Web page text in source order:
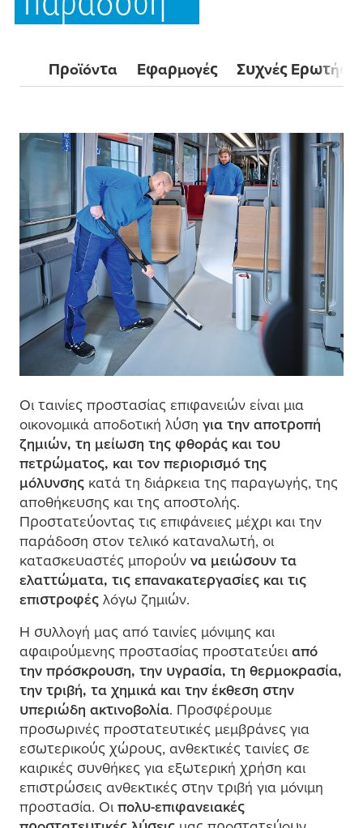
Προϊόντα Εφαρμογές Συχνές
Οι ταινίες προστασίας επιφανειών είναι μια
οικονομικά αποδοτική λύση για την αποτροπή
ζημιών, τη μείωση της φθοράς και του
πετρώματος, και τον περιορισμό της
μόλυνσης κατά τη διάρκεια της παραγωγής, της
αποθήκευσης και της αποστολής.
Προστατεύοντας τις επιφάνειες μέχρι και την
παράδοση στον τελικό καταναλωτή, οι
κατασκευαστές μπορούν να μειώσουν τα
ελαττώματα, τις επανακατεργασίες και τις
επιστροφές λόγω ζημιών.
Η συλλογή μας από ταινίες μόνιμης και
αφαιρούμενης προστασίας προστατεύει από
την πρόσκρουση, την υγρασία, τη θερμοκρασία,
την τριβή, τα χημικά και την έκθεση στην
υπεριώδη ακτινοβολία. Προσφέρουμε
προσωρινές προστατευτικές μεμβράνες για
εσωτερικούς χώρους, ανθεκτικές ταινίες σε
καιρικές συνθήκες για εξωτερική χρήση και
επιστρώσεις ανθεκτικές στην τριβή για μόνιμη
προστασία. Οι πολυ-επιφανειακές